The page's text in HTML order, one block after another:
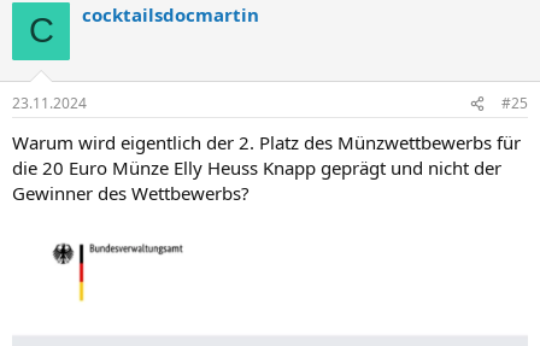
C cocktailsdocmartin
23.11.2024 #25
Warum wird eigentlich der 2. Platz des Münzwettbewerbs für
die 20 Euro Münze Elly Heuss Knapp geprägt und nicht der
Gewinner des Wettbewerbs?